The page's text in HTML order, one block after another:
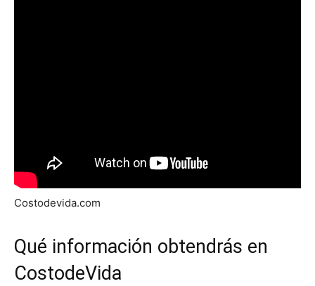
Costodevida.com
Qué información obtendrás en
CostodeVida